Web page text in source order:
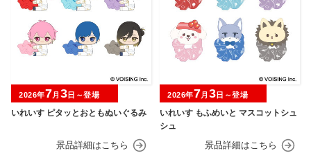
いれいす ピタッとおともぬいぐるみ
2026年7月 3日～登場
いれいす もふめいと マスコットシュ
シュ
2026年7月 3日～登場